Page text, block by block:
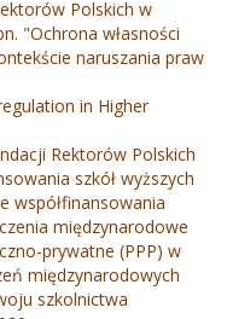
Polskich w
"Ochrona własności
naruszania praw
in Higher
Rektorów Polskich
szkół wyższych
współfinansowania
międzynarodowe
prywatne (PPP) w
międzynarodowych
szkolnictwa